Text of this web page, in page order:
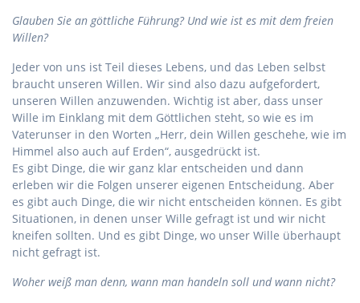
Glauben Sie an göttliche Führung? Und wie ist es mit dem freien
Willen?
Jeder von uns ist Teil dieses Lebens, und das Leben selbst
braucht unseren Willen. Wir sind also dazu aufgefordert,
unseren Willen anzuwenden. Wichtig ist aber, dass unser
Wille im Einklang mit dem Göttlichen steht, so wie es im
Vaterunser in den Worten „Herr, dein Willen geschehe, wie im
Himmel also auch auf Erden“, ausgedrückt ist.
Es gibt Dinge, die wir ganz klar entscheiden und dann
erleben wir die Folgen unserer eigenen Entscheidung. Aber
es gibt auch Dinge, die wir nicht entscheiden können. Es gibt
Situationen, in denen unser Wille gefragt ist und wir nicht
kneifen sollten. Und es gibt Dinge, wo unser Wille überhaupt
nicht gefragt ist.
Woher weiß man denn, wann man handeln soll und wann nicht?